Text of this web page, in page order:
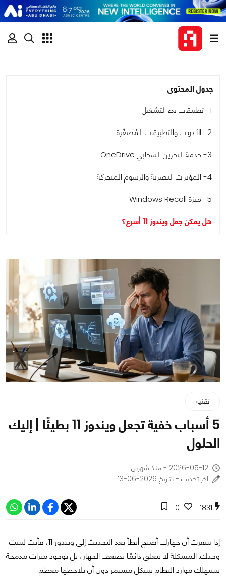
جدول المحتوى
1- تطبيقات بدء التشغيل
2- الأدوات والتطبيقات المُصغّرة
3- خدمة التخزين السحابي OneDrive
4- المؤثرات البصرية والرسوم المتحركة
5- ميزة Windows Recall
هل يمكن جعل ويندوز 11 أسرع؟
تقنية
5 أسباب خفية تجعل ويندوز 11 بطيئًا | إليك
الحلول
2026-05-12 - منذ شهرين
اخر تحديث - بتاريخ 2026-06-13
1831
0
إذا شعرت أن جهازك أصبح أبطأ بعد التحديث إلى ويندوز 11، فأنت لست
وحدك. المشكلة لا تتعلق دائمًا بضعف الجهاز، بل بوجود ميزات مدمجة
تستهلك موارد النظام بشكل مستمر دون أن يلاحظها معظم